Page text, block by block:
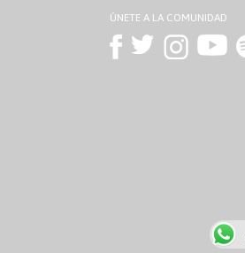
ÚNETE A LA COMUNIDAD